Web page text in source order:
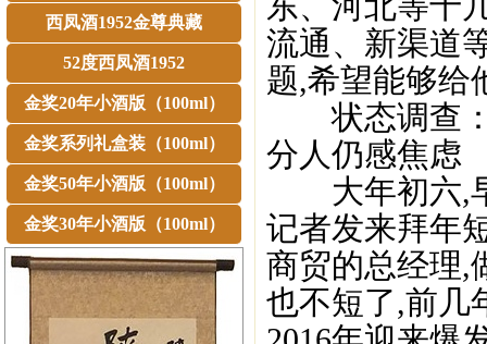
西凤酒1952金尊典藏
52度西凤酒1952
金奖20年小酒版（100ml）
金奖系列礼盒装（100ml）
金奖50年小酒版（100ml）
金奖30年小酒版（100ml）
流通、新渠道
题,希望能够给
状态调查：
分人仍感焦虑
大年初六,早
记者发来拜年
商贸的总经理,
也不短了,前几